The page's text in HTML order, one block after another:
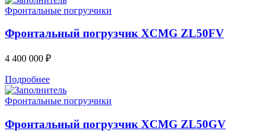
Фронтальные погрузчики
Фронтальный погрузчик XCMG ZL50FV
4 400 000 ₽
Подробнее
Фронтальные погрузчики
Фронтальный погрузчик XCMG ZL50GV